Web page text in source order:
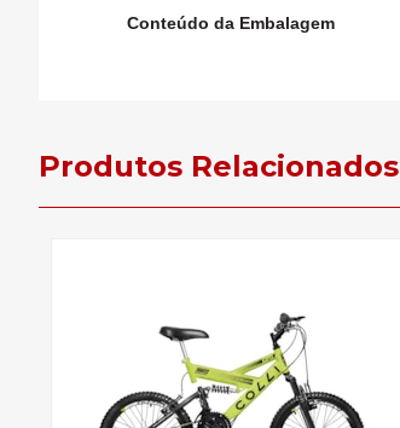
Conteúdo da Embalagem
Produtos Relacionados